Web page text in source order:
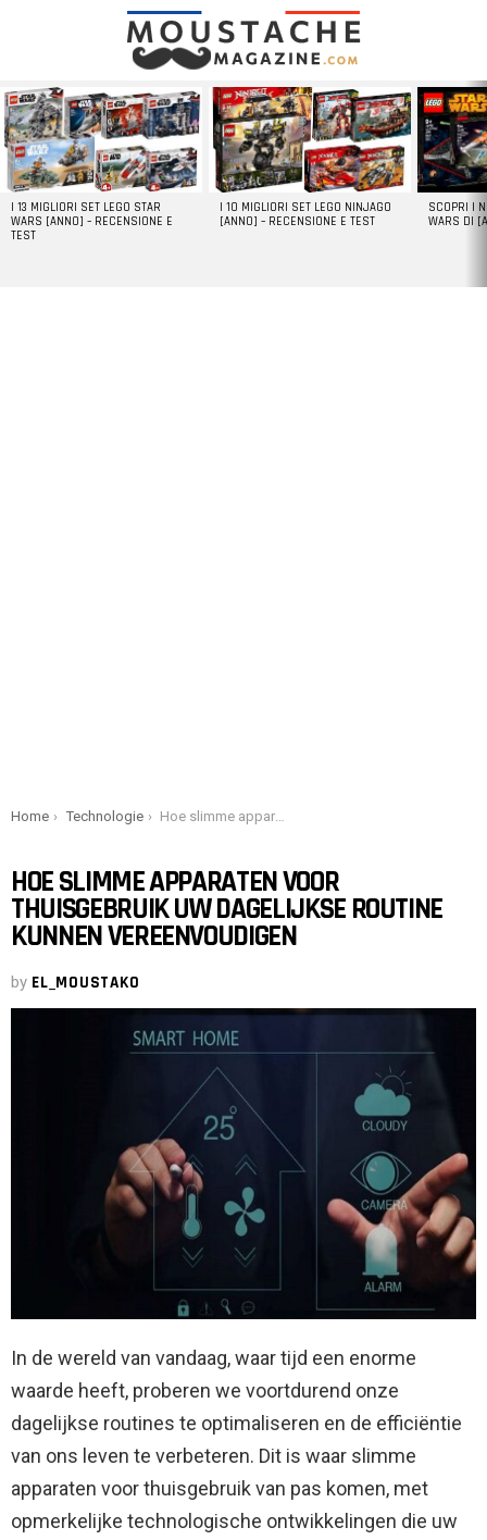
LATEST
STORIES
I 13 MIGLIORI SET LEGO STAR
WARS [ANNO] – RECENSIONE E
TEST
I 10 MIGLIORI SET LEGO NINJAGO
[ANNO] – RECENSIONE E TEST
SCOPRI I
WARS DI
You are here:
Home Technologie Hoe slimme apparaten voor thuisgebruik uw dagelijkse routine kunnen vereenvoudigen
HOE SLIMME APPARATEN VOOR
THUISGEBRUIK UW DAGELIJKSE ROUTINE
KUNNEN VEREENVOUDIGEN
by EL_MOUSTAKO
In de wereld van vandaag, waar tijd een enorme
waarde heeft, proberen we voortdurend onze
dagelijkse routines te optimaliseren en de efficiëntie
van ons leven te verbeteren. Dit is waar slimme
apparaten voor thuisgebruik van pas komen, met
opmerkelijke technologische ontwikkelingen die uw